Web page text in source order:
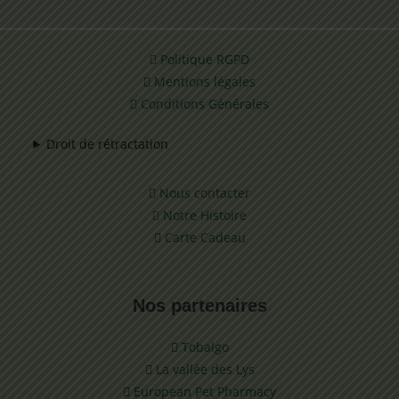
Politique RGPD
Mentions légales
Conditions Générales
Droit de rétractation
Nous contacter
Notre Histoire
Carte Cadeau
Nos partenaires
Tobalgo
La vallée des Lys
European Pet Pharmacy